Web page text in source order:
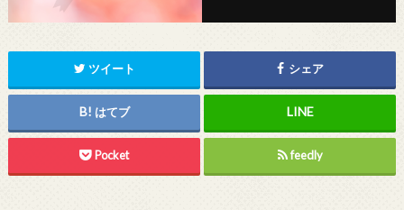
ツイート シェア
はてブ
Pocket feedly